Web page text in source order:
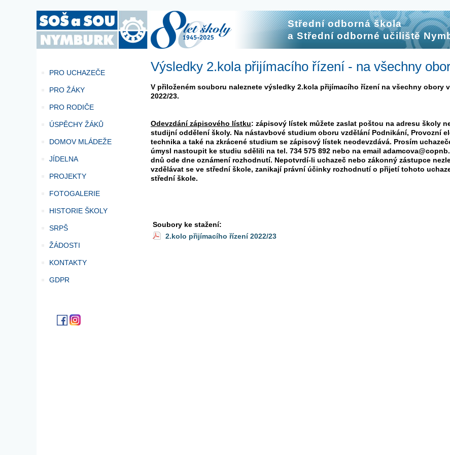
PRO UCHAZEČE
PRO ŽÁKY
PRO RODIČE
ÚSPĚCHY ŽÁKŮ
DOMOV MLÁDEŽE
JÍDELNA
PROJEKTY
FOTOGALERIE
HISTORIE ŠKOLY
SRPŠ
ŽÁDOSTI
KONTAKTY
GDPR
Střední odborná škola
a Střední odborné učiliště
Výsledky 2.kola přijímacího řízení - na všechny
V přiloženém souboru naleznete výsledky 2.kola přijímacího řízení na všechny obory
2022/23.
Odevzdání zápisového lístku: zápisový lístek můžete zaslat poštou na adresu školy
studijní oddělení školy. Na nástavbové studium oboru vzdělání Podnikání, Provozní
technika a také na zkrácené studium se zápisový lístek neodevzdává. Prosím
úmysl nastoupit ke studiu sdělili na tel. 734 575 892 nebo na email
dnů ode dne oznámení rozhodnutí. Nepotvrdí-li uchazeč nebo zákonný zástupce
vzdělávat se ve střední škole, zanikají právní účinky rozhodnutí o přijetí tohoto
střední škole.
Soubory ke stažení:
2.kolo přijímacího řízení 2022/23